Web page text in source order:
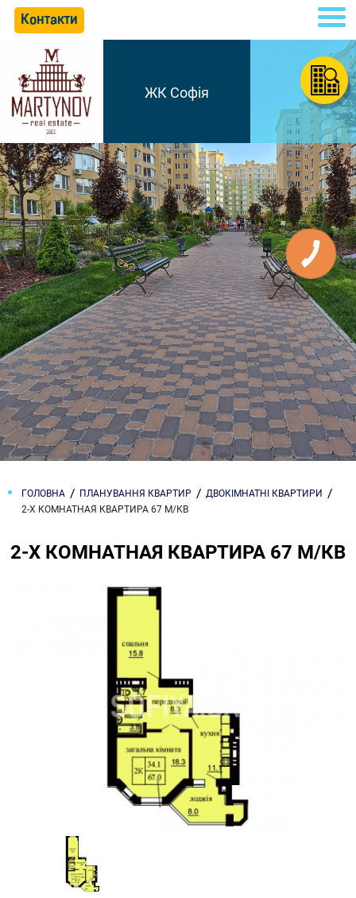
Контакти
ЖК Софія
ГОЛОВНА ПЛАНУВАННЯ КВАРТИР
ДВОКІМНАТНІ КВАРТИРИ
2-Х КОМНАТНАЯ КВАРТИРА 67 М/КВ
2-Х КОМНАТНАЯ КВАРТИРА 67 М/КВ